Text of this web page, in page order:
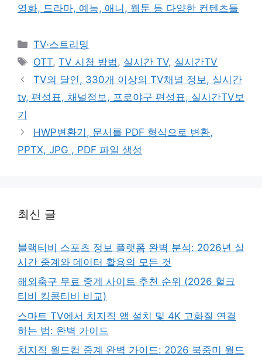
영화, 드라마, 예능, 애니, 웹툰 등 다양한 컨텐츠들
카
테
리
TV·스트리밍
태
그
OTT,TV 시청 방법 , 실시간 TV, 실시간TV
TV의 달인, 330개 이상의 TV채널 정보, 실시간
tv, 편성표, 채널정보, 프로야구 편성표, 실시간TV보
기
HWP변환기, 문서를 PDF 형식으로 변환,
PPTX, JPG , PDF 파일 생성
최신 글
블랙티비 스포츠 정보 플랫폼 완벽 분석: 2026년 실
시간 중계와 데이터 활용의 모든 것
해외축구 무료 중계 사이트 추천 순위 (2026 헐크
티비 킹콩티비 비교)
스마트 TV에서 치지직 앱 설치 및 4K 고화질 연결
하는 법: 완벽 가이드
치지직 월드컵 중계 완벽 가이드: 2026 북중미 월드